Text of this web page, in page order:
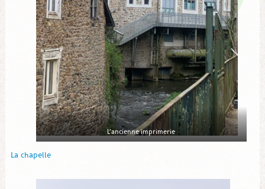
L’ancienne imprimerie
La chapelle